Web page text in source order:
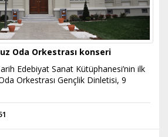
Oda Orkestrası konseri
Edebiyat Sanat Kütüphanesi’nin ilk
Orkestrası Gençlik Dinletisi, 9